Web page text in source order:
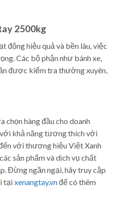
2500kg
động hiệu quả và bền lâu, việc
Các bộ phận như bánh xe,
được kiểm tra thường xuyên,
chọn hàng đầu cho doanh
khả năng tương thích với
với thương hiệu Việt Xanh
sản phẩm và dịch vụ chất
Đừng ngần ngại, hãy truy cập
tạixenangtay.vnđể có thêm